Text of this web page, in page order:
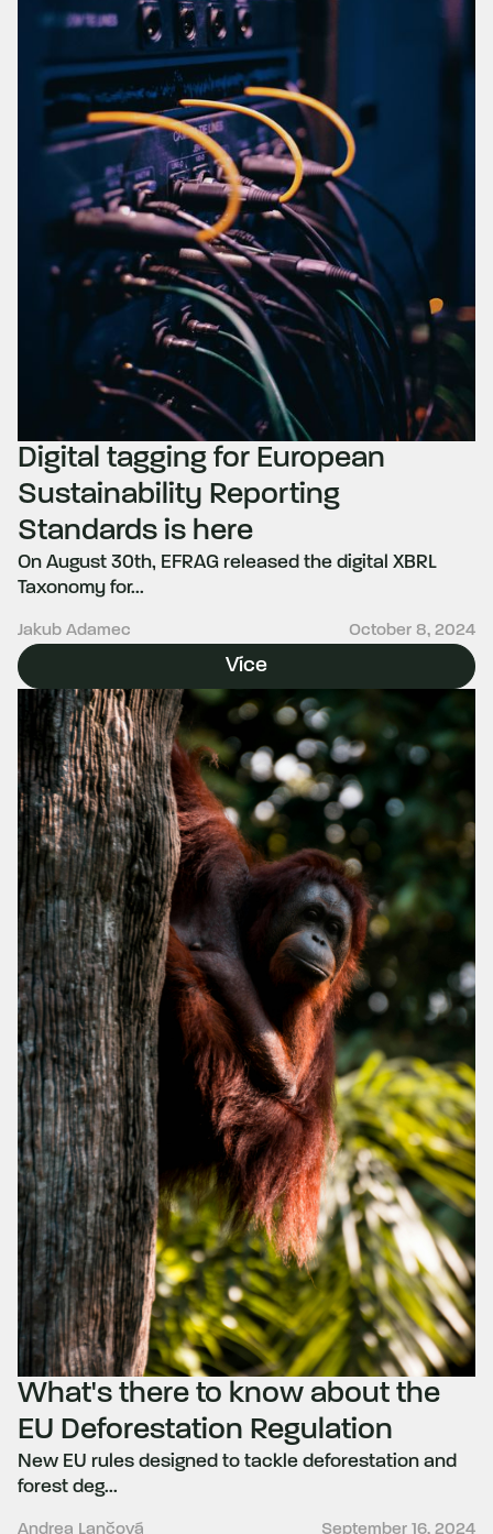
Digital tagging for European
Sustainability Reporting
Standards is here
On August 30th, EFRAG released the digital XBRL
Taxonomy for...
Jakub Adamec October 8, 2024
Více
What's there to know about the
EU Deforestation Regulation
New EU rules designed to tackle deforestation and
forest deg...
Andrea Lančová September 16, 2024